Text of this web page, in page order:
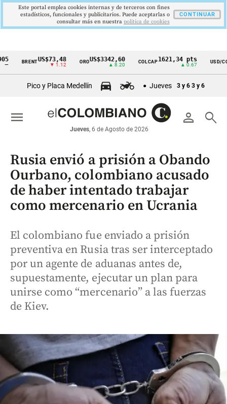
Cintillo
económicos
Colombia
BRENT US$73,48
▼ 1.12
ORO US$3342,60 COLCAP1621,34 pts USD/COP
▲
Pico y Placa Medellín Jueves 3 y 6 3 y 6
person search
Jueves, 6 de Agosto de 2026
menu
Rusia envió a prisión a Obando
Ourbano, colombiano acusado
de haber intentado trabajar
como mercenario en Ucrania
El colombiano fue enviado a prisión
preventiva en Rusia tras ser interceptado
por un agente de aduanas antes de,
supuestamente, ejecutar un plan para
unirse como “mercenario” a las fuerzas
de Kiev.
Este portal emplea cookies internas y de terceros con fines
estadísticos, funcionales y publicitarios. Puede aceptarlas o
consultar más en nuestra politica de cookies
CONTINUAR